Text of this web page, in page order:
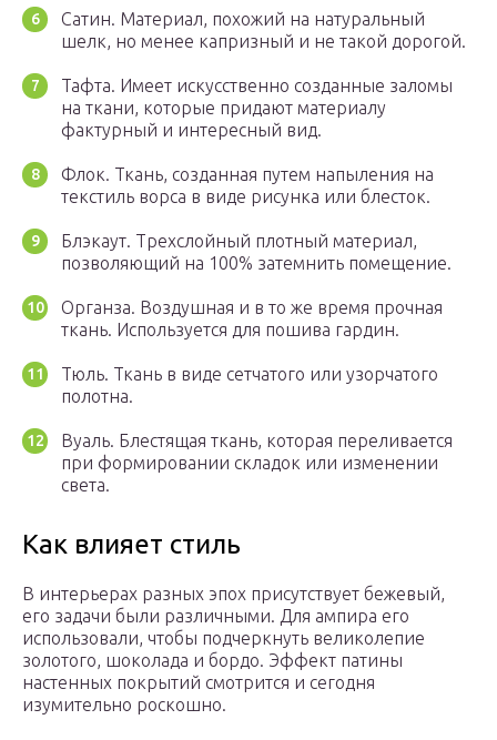
Сатин. Материал, похожий на натуральный
шелк, но менее капризный и не такой дорогой.
Тафта. Имеет искусственно созданные заломы
на ткани, которые придают материалу
фактурный и интересный вид.
Флок. Ткань, созданная путем напыления на
текстиль ворса в виде рисунка или блесток.
Блэкаут. Трехслойный плотный материал,
позволяющий на 100% затемнить помещение.
Органза. Воздушная и в то же время прочная
ткань. Используется для пошива гардин.
Тюль. Ткань в виде сетчатого или узорчатого
полотна.
Вуаль. Блестящая ткань, которая переливается
при формировании складок или изменении
света.
Как влияет стиль
В интерьерах разных эпох присутствует бежевый,
его задачи были различными. Для ампира его
использовали, чтобы подчеркнуть великолепие
золотого, шоколада и бордо. Эффект патины
настенных покрытий смотрится и сегодня
изумительно роскошно.